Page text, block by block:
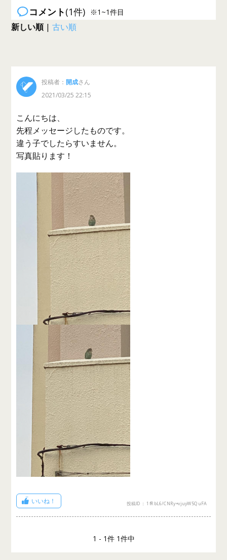
コメント(1件) ※1~1件目
新しい順|古い順
投稿者：開成さん
2021/03/25 22:15
こんにちは、
先程メッセージしたものです。
違う子でしたらすいません。
写真貼ります！
いいね！ 投稿ID： 1fRbL6/CNRy+vjuyW5QuFA
1 - 1件 1件中